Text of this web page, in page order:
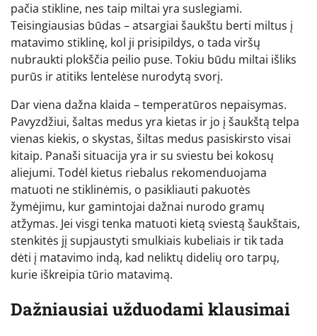
pačia stikline, nes taip miltai yra suslegiami.
Teisingiausias būdas – atsargiai šaukštu berti miltus į
matavimo stiklinę, kol ji prisipildys, o tada viršų
nubraukti plokščia peilio puse. Tokiu būdu miltai išliks
purūs ir atitiks lentelėse nurodytą svorį.
Dar viena dažna klaida – temperatūros nepaisymas.
Pavyzdžiui, šaltas medus yra kietas ir jo į šaukštą telpa
vienas kiekis, o skystas, šiltas medus pasiskirsto visai
kitaip. Panaši situacija yra ir su sviestu bei kokosų
aliejumi. Todėl kietus riebalus rekomenduojama
matuoti ne stiklinėmis, o pasikliauti pakuotės
žymėjimu, kur gamintojai dažnai nurodo gramų
atžymas. Jei visgi tenka matuoti kietą sviestą šaukštais,
stenkitės jį supjaustyti smulkiais kubeliais ir tik tada
dėti į matavimo indą, kad neliktų didelių oro tarpų,
kurie iškreipia tūrio matavimą.
Dažniausiai užduodami klausimai